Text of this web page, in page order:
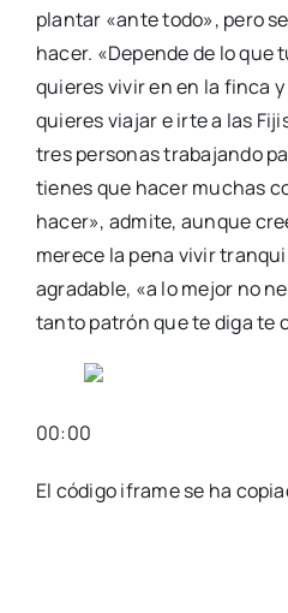
plantar «ante todo», pero
hacer. «Depende de lo que
quieres vivir en en la finca
quieres viajar e irte a las
tres personas trabajando
tienes que hacer muchas
hacer», admite, aunque
merece la pena vivir
agradable, «a lo mejor no
tanto patrón que te diga te
00:00
El código iframe se ha